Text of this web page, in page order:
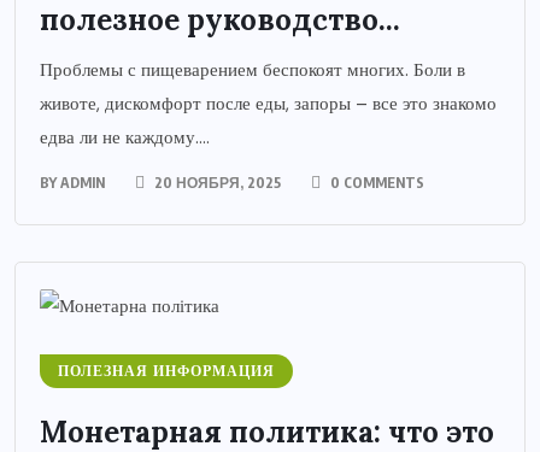
полезное руководство...
Проблемы с пищеварением беспокоят многих. Боли в
животе, дискомфорт после еды, запоры – все это знакомо
едва ли не каждому....
BYADMIN 20 НОЯБРЯ, 2025 0 COMMENTS
ПОЛЕЗНАЯ ИНФОРМАЦИЯ
Монетарная политика: что это